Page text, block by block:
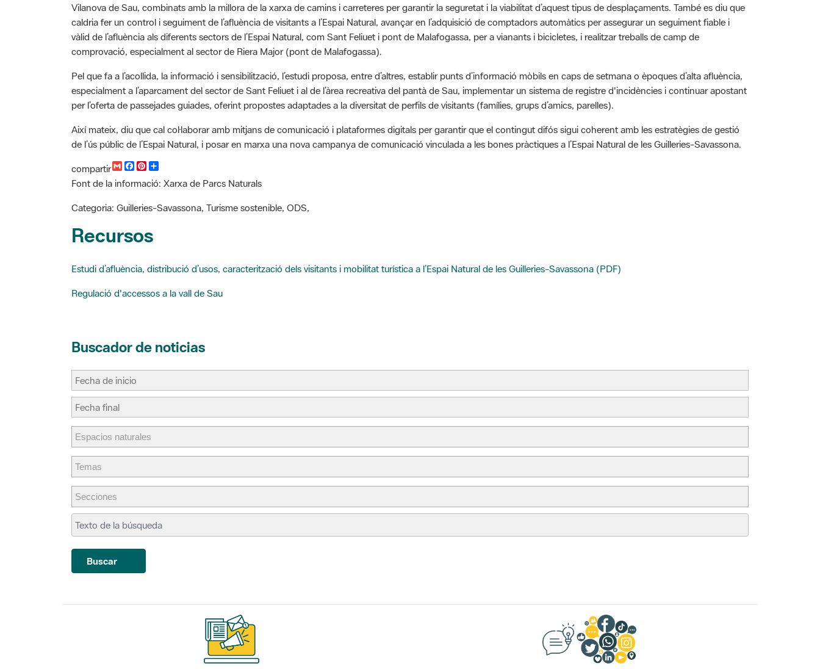
caldria fer un control i seguiment de l’afluència de visitants a l’Espai Natural, avançar en l’adquisició de comptadors automàtics per assegurar un seguiment fiable i
vàlid de l’afluència als diferents sectors de l’Espai Natural, com Sant Feliuet i pont de Malafogassa, per a vianants i bicicletes, i realitzar treballs de camp de
comprovació, especialment al sector de Riera Major (pont de Malafogassa).
Pel que fa a l’acollida, la informació i sensibilització, l’estudi proposa, entre d’altres, establir punts d’informació mòbils en caps de setmana o èpoques d’alta afluència,
especialment a l’aparcament del sector de Sant Feliuet i al de l’àrea recreativa del pantà de Sau, implementar un sistema de registre d'incidències i continuar apostant
per l’oferta de passejades guiades, oferint propostes adaptades a la diversitat de perfils de visitants (famílies, grups d’amics, parelles).
Així mateix, diu que cal col·laborar amb mitjans de comunicació i plataformes digitals per garantir que el contingut difós sigui coherent amb les estratègies de gestió
de l’ús públic de l’Espai Natural, i posar en marxa una nova campanya de comunicació vinculada a les bones pràctiques a l’Espai Natural de les Guilleries-Savassona.
compartir
G
m
a
i
l
F
a
c
e
b
o
P
n
t
e
e
C
p
a
t
Font de la informació: Xarxa de Parcs Naturals
Recursos
Buscar